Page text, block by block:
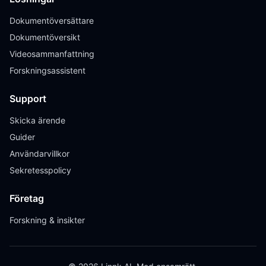
Dokumentöversättare
Dokumentöversikt
Videosammanfattning
Forskningsassistent
Support
Skicka ärende
Guider
Användarvillkor
Sekretesspolicy
Företag
Forskning & insikter